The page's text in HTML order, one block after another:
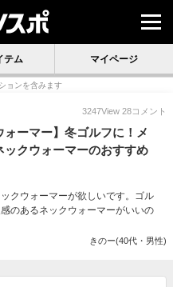
テム マイページ
ョンを含みます
3247View 28コメント
ォーマー】冬ゴルフに！メ
ックウォーマーのおすすめ
クウォーマーが欲しいです。ゴル
のあるネックウォーマーがいいの
きのー(40代・男性)